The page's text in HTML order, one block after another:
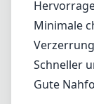
Fazit
Das